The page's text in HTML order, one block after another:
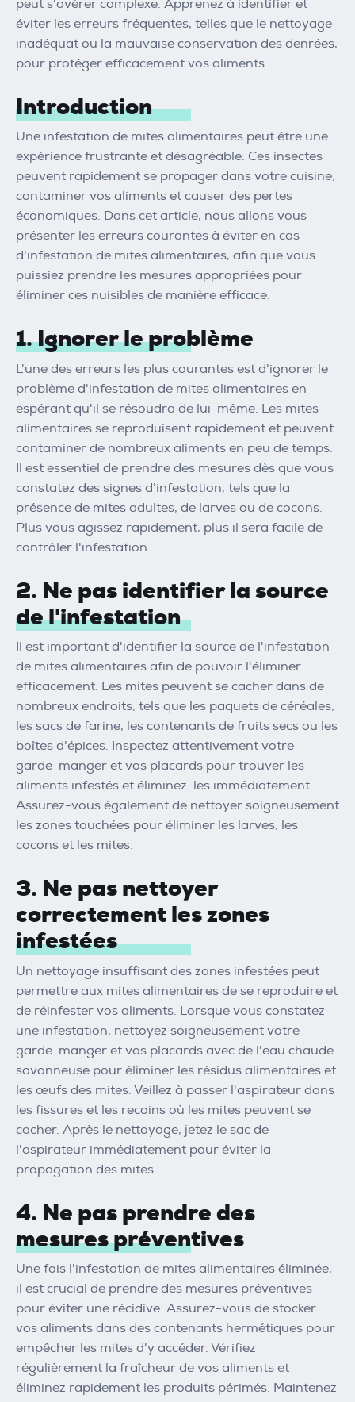
peut s'avérer complexe. Apprenez à identifier et
éviter les erreurs fréquentes, telles que le nettoyage
inadéquat ou la mauvaise conservation des denrées,
pour protéger efficacement vos aliments.
Introduction
Une infestation de mites alimentaires peut être une
expérience frustrante et désagréable. Ces insectes
peuvent rapidement se propager dans votre cuisine,
contaminer vos aliments et causer des pertes
économiques. Dans cet article, nous allons vous
présenter les erreurs courantes à éviter en cas
d'infestation de mites alimentaires, afin que vous
puissiez prendre les mesures appropriées pour
éliminer ces nuisibles de manière efficace.
1. Ignorer le problème
L'une des erreurs les plus courantes est d'ignorer le
problème d'infestation de mites alimentaires en
espérant qu'il se résoudra de lui-même. Les mites
alimentaires se reproduisent rapidement et peuvent
contaminer de nombreux aliments en peu de temps.
Il est essentiel de prendre des mesures dès que vous
constatez des signes d'infestation, tels que la
présence de mites adultes, de larves ou de cocons.
Plus vous agissez rapidement, plus il sera facile de
contrôler l'infestation.
2. Ne pas identifier la source
de l'infestation
Il est important d'identifier la source de l'infestation
de mites alimentaires afin de pouvoir l'éliminer
efficacement. Les mites peuvent se cacher dans de
nombreux endroits, tels que les paquets de céréales,
les sacs de farine, les contenants de fruits secs ou les
boîtes d'épices. Inspectez attentivement votre
garde-manger et vos placards pour trouver les
aliments infestés et éliminez-les immédiatement.
Assurez-vous également de nettoyer soigneusement
les zones touchées pour éliminer les larves, les
cocons et les mites.
3. Ne pas nettoyer
correctement les zones
infestées
Un nettoyage insuffisant des zones infestées peut
permettre aux mites alimentaires de se reproduire et
de réinfester vos aliments. Lorsque vous constatez
une infestation, nettoyez soigneusement votre
garde-manger et vos placards avec de l'eau chaude
savonneuse pour éliminer les résidus alimentaires et
les œufs des mites. Veillez à passer l'aspirateur dans
les fissures et les recoins où les mites peuvent se
cacher. Après le nettoyage, jetez le sac de
l'aspirateur immédiatement pour éviter la
propagation des mites.
4. Ne pas prendre des
mesures préventives
Une fois l'infestation de mites alimentaires éliminée,
il est crucial de prendre des mesures préventives
pour éviter une récidive. Assurez-vous de stocker
vos aliments dans des contenants hermétiques pour
empêcher les mites d'y accéder. Vérifiez
régulièrement la fraîcheur de vos aliments et
éliminez rapidement les produits périmés. Maintenez